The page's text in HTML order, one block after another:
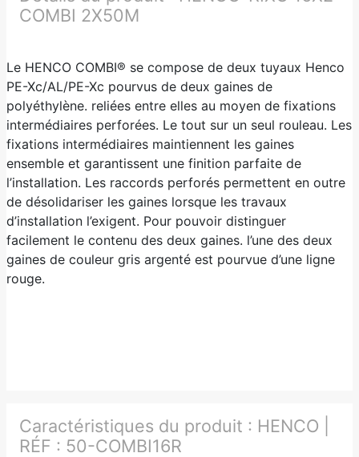
COMBI 2X50M
Le HENCO COMBI® se compose de deux tuyaux Henco
PE-Xc/AL/PE-Xc pourvus de deux gaines de
polyéthylène. reliées entre elles au moyen de fixations
intermédiaires perforées. Le tout sur un seul rouleau. Les
fixations intermédiaires maintiennent les gaines
ensemble et garantissent une finition parfaite de
l’installation. Les raccords perforés permettent en outre
de désolidariser les gaines lorsque les travaux
d’installation l’exigent. Pour pouvoir distinguer
facilement le contenu des deux gaines. l’une des deux
gaines de couleur gris argenté est pourvue d’une ligne
rouge.
Caractéristiques du produit : HENCO |
RÉF : 50-COMBI16R